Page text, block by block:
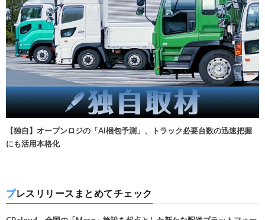
【独自】オープンロジの「AI梱包予測」、トラック必要台数の迅速把握
にも活用本格化
プレスリリースまとめてチェック